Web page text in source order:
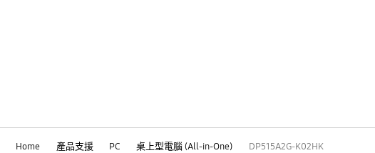
Home 產品支援 PC 桌上型電腦 (All-in-One) DP515A2G-K02HK